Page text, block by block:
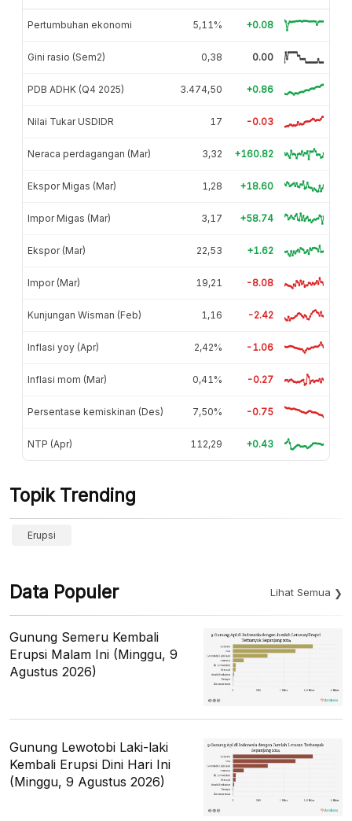
Pertumbuhan ekonomi 5,11% +0.08
Gini rasio (Sem2) 0,38 0.00
PDB ADHK (Q4 2025) 3.474,50 +0.86
Nilai Tukar USDIDR 17 -0.03
Neraca perdagangan (Mar) 3,32 +160.82
Ekspor Migas (Mar) 1,28 +18.60
Impor Migas (Mar) 3,17 +58.74
Ekspor (Mar) 22,53 +1.62
Impor (Mar) 19,21 -8.08
Kunjungan Wisman (Feb) 1,16 -2.42
Inflasi yoy (Apr) 2,42% -1.06
Inflasi mom (Mar) 0,41% -0.27
Persentase kemiskinan (Des) 7,50% -0.75
NTP (Apr) 112,29 +0.43
Topik Trending
Erupsi
Data Populer Lihat Semua
Gunung Semeru Kembali
Erupsi Malam Ini (Minggu, 9
Agustus 2026)
Gunung Lewotobi Laki-laki
Kembali Erupsi Dini Hari Ini
(Minggu, 9 Agustus 2026)